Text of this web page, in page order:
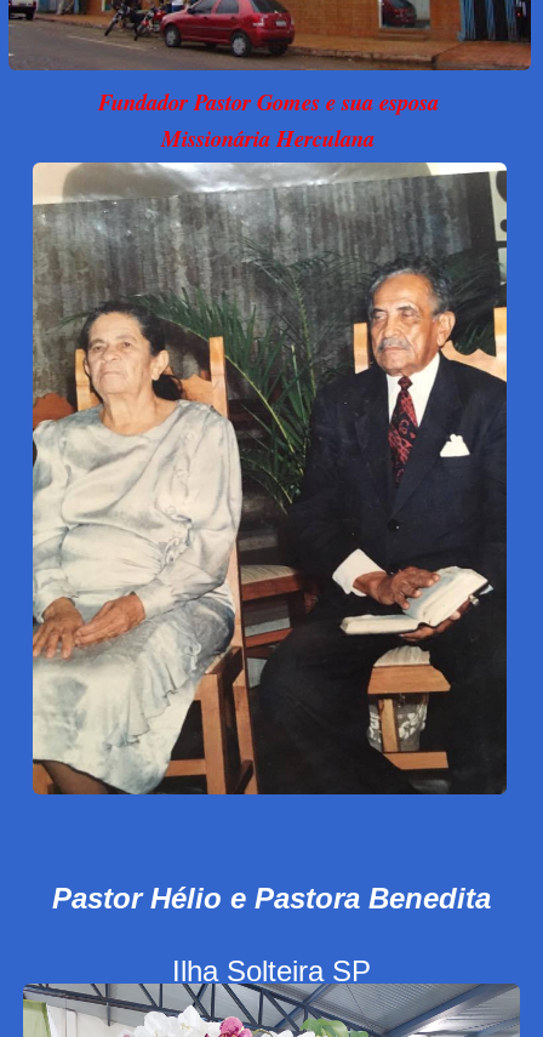
Fundador Pastor Gomes e sua esposa
Missionária Herculana
Pastor Hélio e Pastora Benedita
Ilha Solteira SP